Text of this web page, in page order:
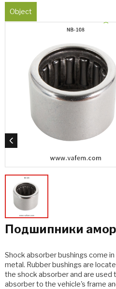
Object
Подшипники
Shock absorber bushings come
metal. Rubber bushings are
the shock absorber and are used
absorber to the vehicle's frame